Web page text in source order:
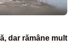
dar rămâne mult